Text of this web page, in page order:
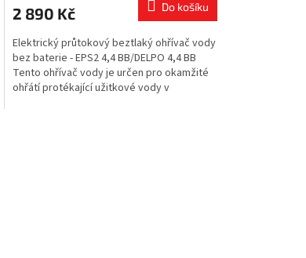
A
2 890 Kč Do košíku
Elektrický průtokový beztlaký ohřívač vody
bez baterie - EPS2 4,4 BB/DELPO 4,4 BB
Tento ohřívač vody je určen pro okamžité
ohřátí protékající užitkové vody v